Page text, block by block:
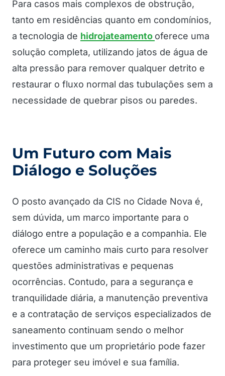
Para casos mais complexos de obstrução,
tanto em residências quanto em condomínios,
a tecnologia de hidrojateamento oferece uma
solução completa, utilizando jatos de água de
alta pressão para remover qualquer detrito e
restaurar o fluxo normal das tubulações sem a
necessidade de quebrar pisos ou paredes.
Um Futuro com Mais
Diálogo e Soluções
O posto avançado da CIS no Cidade Nova é,
sem dúvida, um marco importante para o
diálogo entre a população e a companhia. Ele
oferece um caminho mais curto para resolver
questões administrativas e pequenas
ocorrências. Contudo, para a segurança e
tranquilidade diária, a manutenção preventiva
e a contratação de serviços especializados de
saneamento continuam sendo o melhor
investimento que um proprietário pode fazer
para proteger seu imóvel e sua família.